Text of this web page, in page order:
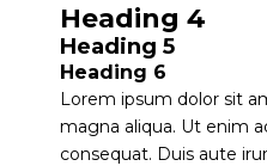
Heading 4
Heading 5
Heading 6
Lorem ipsum dolor sit
magna aliqua. Ut enim
consequat. Duis aute